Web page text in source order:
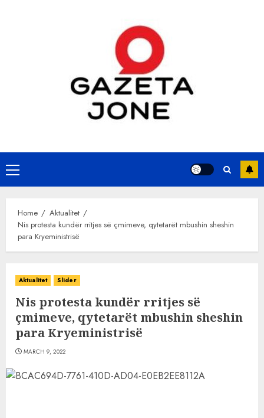
Primary
Menu
Home
Aktualitet
Nis protesta kundër rritjes së çmimeve, qytetarët mbushin sheshin
para Kryeministrisë
Aktualitet Slider
Nis protesta kundër rritjes së
çmimeve, qytetarët mbushin sheshin
para Kryeministrisë
MARCH 9, 2022